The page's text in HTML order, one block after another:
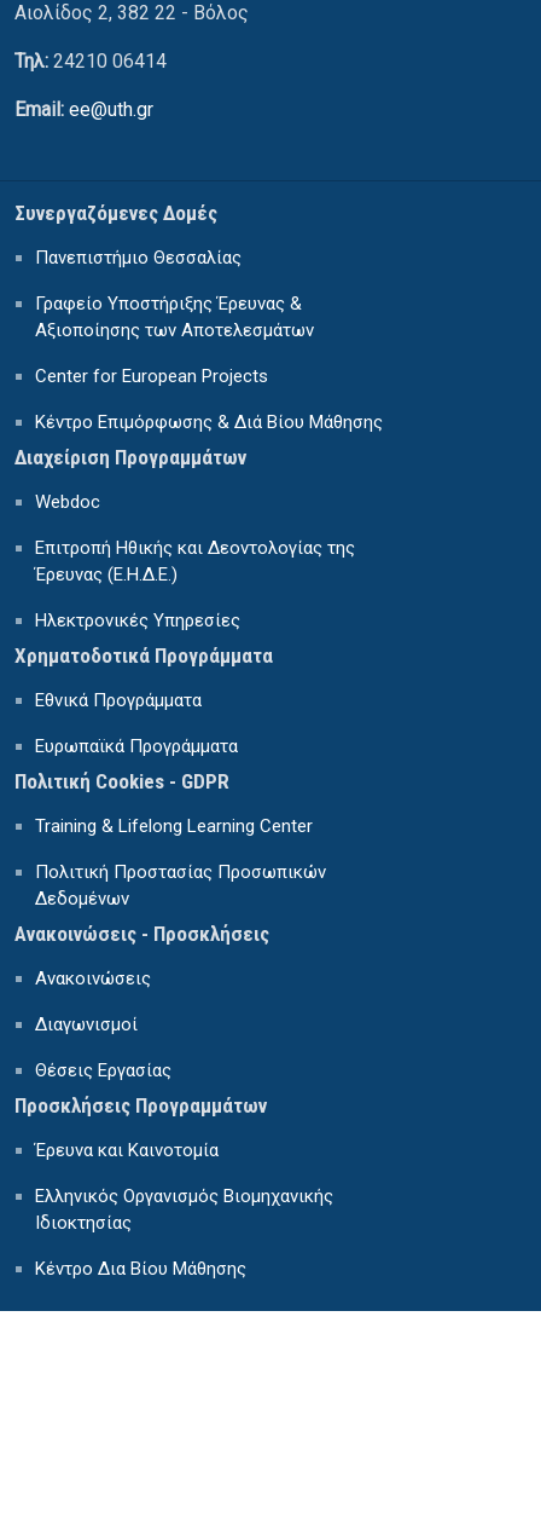
Αιολίδος 2, 382 22 - Βόλος
Τηλ: 24210 06414
Email: ee@uth.gr
Συνεργαζόμενες Δομές
Πανεπιστήμιο Θεσσαλίας
Γραφείο Υποστήριξης Έρευνας &
Αξιοποίησης των Αποτελεσμάτων
Center for European Projects
Κέντρο Επιμόρφωσης & Διά Βίου Μάθησης
Διαχείριση Προγραμμάτων
Webdoc
Επιτροπή Ηθικής και Δεοντολογίας της
Έρευνας (Ε.Η.Δ.Ε.)
Ηλεκτρονικές Υπηρεσίες
Χρηματοδοτικά Προγράμματα
Εθνικά Προγράμματα
Ευρωπαϊκά Προγράμματα
Πολιτική Cookies - GDPR
Training & Lifelong Learning Center
Πολιτική Προστασίας Προσωπικών
Δεδομένων
Ανακοινώσεις - Προσκλήσεις
Ανακοινώσεις
Διαγωνισμοί
Θέσεις Εργασίας
Προσκλήσεις Προγραμμάτων
Έρευνα και Καινοτομία
Ελληνικός Οργανισμός Βιομηχανικής
Ιδιοκτησίας
Κέντρο Δια Βίου Μάθησης